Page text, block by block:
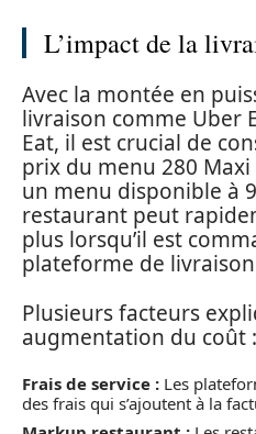
L’impact de la
Avec la montée en
livraison comme Uber
Eat, il est crucial de
prix du menu 280
un menu disponible à
restaurant peut
plus lorsqu’il est
plateforme de
Plusieurs facteurs
augmentation du coût :
Frais de service : Les
des frais qui s’ajoutent à la